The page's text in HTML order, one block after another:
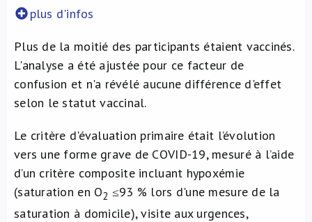
plus d'infos
Plus de la moitié des participants étaient vaccinés.
L'analyse a été ajustée pour ce facteur de
confusion et n'a révélé aucune différence d'effet
selon le statut vaccinal.
Le critère d'évaluation primaire était l’évolution
vers une forme grave de COVID-19, mesuré à l’aide
d’un critère composite incluant hypoxémie
(saturation en O2 ≤93 % lors d'une mesure de la
saturation à domicile), visite aux urgences,